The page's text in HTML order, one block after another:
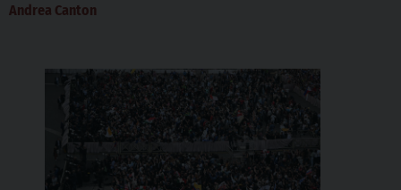
Robert Francis Prevost, papa Leone XIV
Andrea Canton